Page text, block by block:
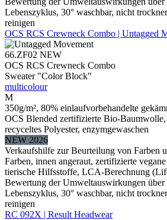
Lebenszyklus, 30° waschbar, nicht
reinigen
OCS RCS Crewneck Combo | Untagged
66.ZF02 NEW
OCS RCS Crewneck Combo
Sweater "Color Block"
multicolour
M
350g/m², 80% einlaufvorbehandelte
OCS Blended zertifizierte Bio-
recyceltes Polyester, enzymgewaschen
NEW 2026
Verkaufshilfe zur Beurteilung von Farben
Farben, innen angeraut, zertifizierte
tierische Hilfsstoffe, LCA-Berechnung
Bewertung der Umweltauswirkungen über
Lebenszyklus, 30° waschbar, nicht
reinigen
RC 092X | Result Headwear